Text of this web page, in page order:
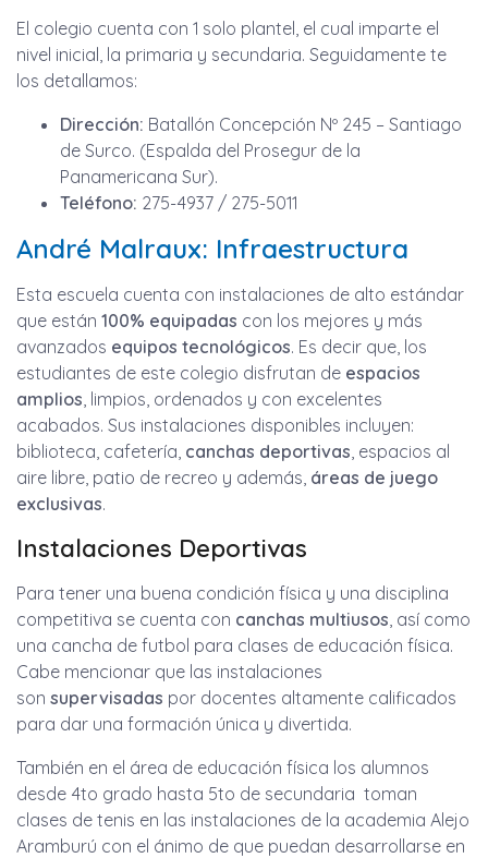
El colegio cuenta con 1 solo plantel, el cual imparte el
nivel inicial, la primaria y secundaria. Seguidamente te
los detallamos:
Dirección: Batallón Concepción Nº 245 – Santiago
de Surco. (Espalda del Prosegur de la
Panamericana Sur).
Teléfono: 275-4937 / 275-5011
André Malraux: Infraestructura
Esta escuela cuenta con instalaciones de alto estándar
que están 100% equipadas con los mejores y más
avanzados equipos tecnológicos. Es decir que, los
estudiantes de este colegio disfrutan de espacios
amplios, limpios, ordenados y con excelentes
acabados. Sus instalaciones disponibles incluyen:
biblioteca, cafetería, canchas deportivas, espacios al
aire libre, patio de recreo y además, áreas de juego
exclusivas.
Instalaciones Deportivas
Para tener una buena condición física y una disciplina
competitiva se cuenta con canchas multiusos, así como
una cancha de futbol para clases de educación física.
Cabe mencionar que las instalaciones
son supervisadas por docentes altamente calificados
para dar una formación única y divertida.
También en el área de educación física los alumnos
desde 4to grado hasta 5to de secundaria toman
clases de tenis en las instalaciones de la academia Alejo
Aramburú con el ánimo de que puedan desarrollarse en